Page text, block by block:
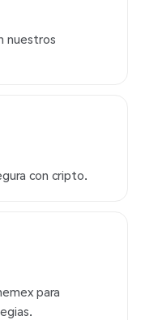
nuestros
con cripto.
para